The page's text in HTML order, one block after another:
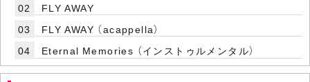
02
FLY AWAY
03
FLY AWAY （acappella）
04
Eternal Memories （インストゥルメンタル）